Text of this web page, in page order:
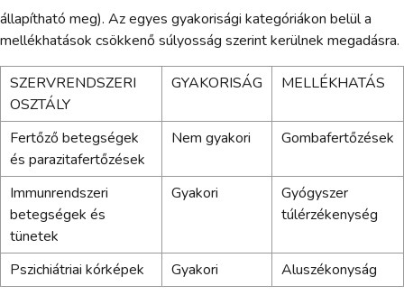
állapítható meg). Az egyes gyakorisági kategóriákon belül a
mellékhatások csökkenő súlyosság szerint kerülnek megadásra.
SZERVRENDSZERI
OSZTÁLY
GYAKORISÁG MELLÉKHATÁS
Fertőző betegségek
és parazitafertőzések
Nem gyakori Gombafertőzések
Immunrendszeri
betegségek és
tünetek
Gyakori
Gyógyszer
túlérzékenység
Pszichiátriai kórképek Gyakori Aluszékonyság